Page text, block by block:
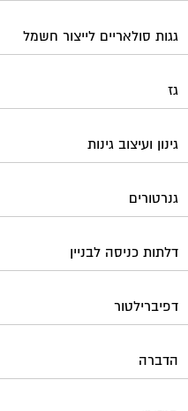
גגות סולאריים לייצור חשמל
גז
גינון ועיצוב גינות
גנרטורים
דלתות כניסה לבניין
דפיברילטור
הדברה